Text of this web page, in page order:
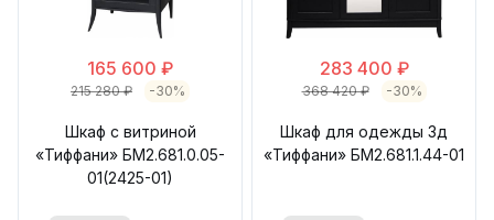
165 600 ₽
215 280 ₽ -30%
Шкаф с витриной
«Тиффани» БМ2.681.0.05-
01(2425-01)
283 400 ₽
368 420 ₽ -30%
Шкаф для одежды 3д
«Тиффани» БМ2.681.1.44-01